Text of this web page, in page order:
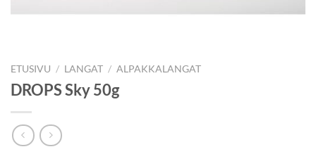
ETUSIVU / LANGAT / ALPAKKALANGAT
DROPS Sky 50g